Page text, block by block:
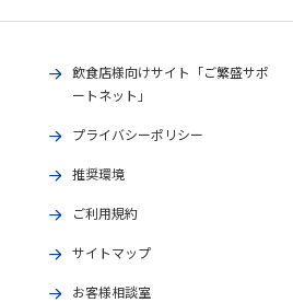
飲食店様向けサイト「ご繁盛サポ
ートネット」
プライバシーポリシー
推奨環境
ご利用規約
サイトマップ
お客様相談室